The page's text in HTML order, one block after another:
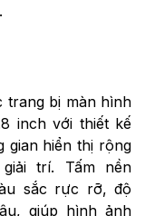
trang bị màn hình
inch với thiết kế
gian hiển thị rộng
trí. Tấm nền
sắc rực rỡ, độ
giúp hình ảnh